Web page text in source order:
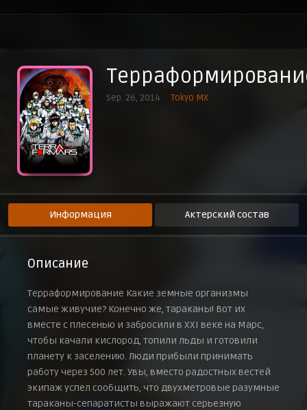
Эпизод 8
14 ноября 2014 г.
Эпизод 9
21 ноября 2014 г.
Эпизод 10
28 ноября 2014 г.
Эпизод 11
5 декабря 2014 г.
Эпизод 12
12 декабря 2014 г.
Эпизод 13
19 декабря 2014 г.
Sep. 26, 2014 Tokyo MX
Информация Актерский состав
Описание
Терраформирование Какие земные организмы
самые живучие? Конечно же, тараканы! Вот их
вместе с плесенью и забросили в XXI веке на Марс,
чтобы качали кислород, топили льды и готовили
планету к заселению. Люди прибыли принимать
работу через 500 лет. Увы, вместо радостных вестей
экипаж успел сообщить, что двухметровые разумные
тараканы-сепаратисты выражают серьезную